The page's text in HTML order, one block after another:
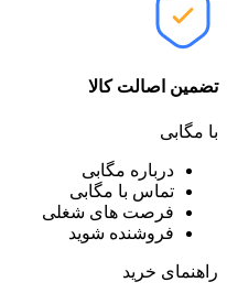
تضمین اصالت کالا
با مگابی
درباره مگابی
تماس با مگابی
فرصت های شغلی
فروشنده شوید
راهنمای خرید